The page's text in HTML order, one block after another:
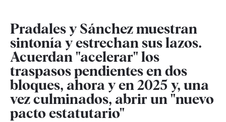
Pradales y Sánchez muestran
sintonía y estrechan sus lazos.
Acuerdan "acelerar" los
traspasos pendientes en dos
bloques, ahora y en 2025 y, una
vez culminados, abrir un "nuevo
pacto estatutario"